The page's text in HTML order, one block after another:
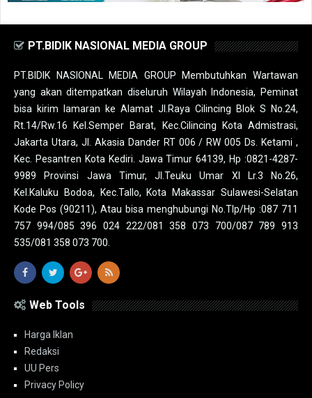
PT.BIDIK NASIONAL MEDIA GROUP
PT.BIDIK NASIONAL MEDIA GROUP Membutuhkan Wartawan
yang akan ditempatkan diseluruh Wilayah Indonesia, Peminat
bisa kirim lamaran ke Alamat Jl.Raya Cilincing Blok S No.24,
Rt.14/Rw.16 Kel.Semper Barat, Kec.Cilincing Kota Admistrasi,
Jakarta Utara, Jl. Akasia Dander RT 006 / RW 005 Ds. Ketami ,
Kec. Pesantren Kota Kediri. Jawa Timur 64139, Hp :0821-4287-
9989 Provinsi Jawa Timur, Jl.Teuku Umar XI Lr.3 No.26,
Kel.Kaluku Bodoa, Kec.Tallo, Kota Makassar Sulawesi-Selatan
Kode Pos (90211), Atau bisa menghubungi No.Tlp/Hp :087 711
757 994/085 396 024 222/081 358 073 700/087 789 913
535/081 358 073 700.
Web Tools
Harga Iklan
Redaksi
UU Pers
Privacy Policy